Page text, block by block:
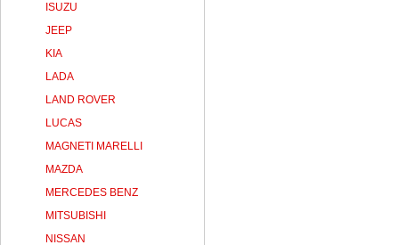
ISUZU
JEEP
KIA
LADA
LAND ROVER
LUCAS
MAGNETI MARELLI
MAZDA
MERCEDES BENZ
MITSUBISHI
NISSAN